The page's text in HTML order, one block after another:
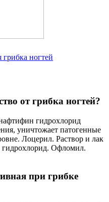
грибка ногтей
от грибка ногтей?
гидрохлорид
уничтожает патогенные
Лоцерил. Раствор и лак
гидрохлорид. Офломил.
при грибке